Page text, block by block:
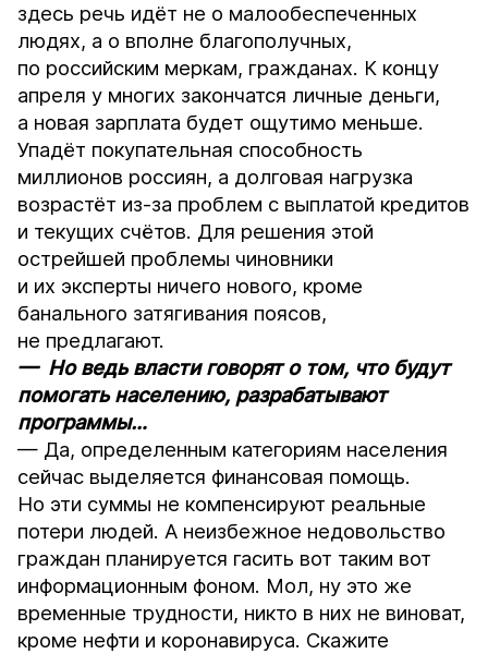
здесь речь идёт не о малообеспеченных
людях, а о вполне благополучных,
по российским меркам, гражданах. К концу
апреля у многих закончатся личные деньги,
а новая зарплата будет ощутимо меньше.
Упадёт покупательная способность
миллионов россиян, а долговая нагрузка
возрастёт из-за проблем с выплатой кредитов
и текущих счётов. Для решения этой
острейшей проблемы чиновники
и их эксперты ничего нового, кроме
банального затягивания поясов,
не предлагают.
— Но ведь власти говорят о том, что будут
помогать населению, разрабатывают
программы…
— Да, определенным категориям населения
сейчас выделяется финансовая помощь.
Но эти суммы не компенсируют реальные
потери людей. А неизбежное недовольство
граждан планируется гасить вот таким вот
информационным фоном. Мол, ну это же
временные трудности, никто в них не виноват,
кроме нефти и коронавируса. Скажите